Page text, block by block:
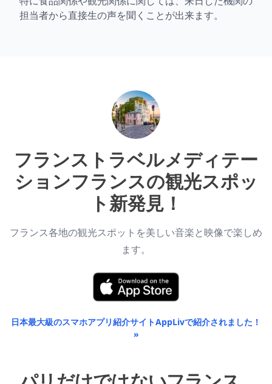
担当者から直接生の声を聞くことが出来ます。
フランストラベルメディテー
ションフランスの観光スポッ
ト新発見！
フランス各地の観光スポットを美しい音楽と映像で楽しめ
ます。
日本最大級のスマホアプリ紹介サイトAppLivで紹介されました！
»